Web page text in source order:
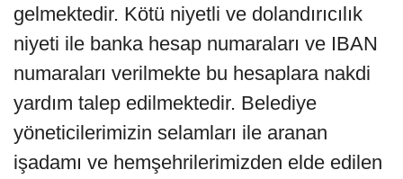
gelmektedir. Kötü niyetli ve dolandırıcılık
niyeti ile banka hesap numaraları ve IBAN
numaraları verilmekte bu hesaplara nakdi
yardım talep edilmektedir. Belediye
yöneticilerimizin selamları ile aranan
işadamı ve hemşehrilerimizden elde edilen